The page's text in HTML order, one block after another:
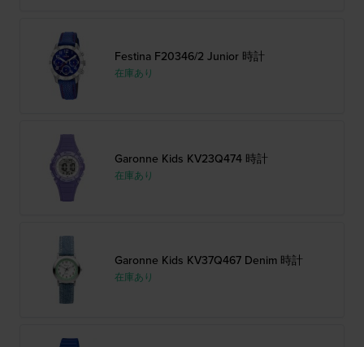
Festina F20346/2 Junior 時計
在庫あり
Garonne Kids KV23Q474 時計
在庫あり
Garonne Kids KV37Q467 Denim 時計
在庫あり